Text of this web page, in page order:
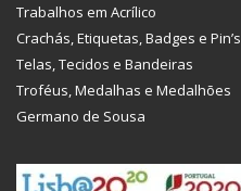
Trabalhos em Acrílico
Crachás, Etiquetas, Badges e Pin’s
Telas, Tecidos e Bandeiras
Troféus, Medalhas e Medalhões
Germano de Sousa